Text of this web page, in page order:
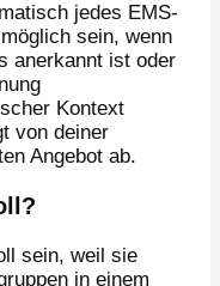
jedes EMS-
sein, wenn
anerkannt ist oder
Kontext
von deiner
Angebot ab.
sein, weil sie
in einem